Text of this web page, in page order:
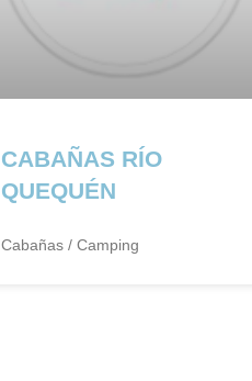
CABAÑAS RÍO
QUEQUÉN
Cabañas / Camping